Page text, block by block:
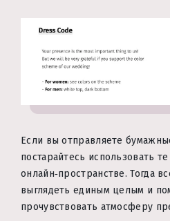
Если вы отправляете
постарайтесь использовать
онлайн‑пространстве. Тогда
выглядеть единым целым и
прочувствовать атмосферу